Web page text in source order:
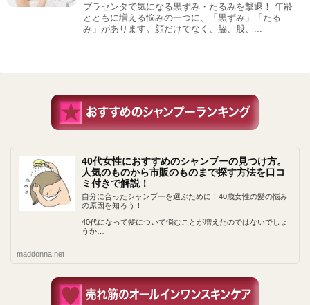
プラセンタで気になる黒ずみ・たるみを撃退！ 年齢
とともに増える悩みの一つに、「黒ずみ」「たる
み」があります。顔だけでなく、脇、股、...
40代女性におすすめのシャンプーの見つけ方。
人気のものから市販のものまで探す方法を口コ
ミ付きで解説！
自分に合ったシャンプーを選ぶために！40歳女性の髪の悩み
の原因を知ろう！
40代になって髪について悩むことが増えたのではないでしょ
うか…
maddonna.net